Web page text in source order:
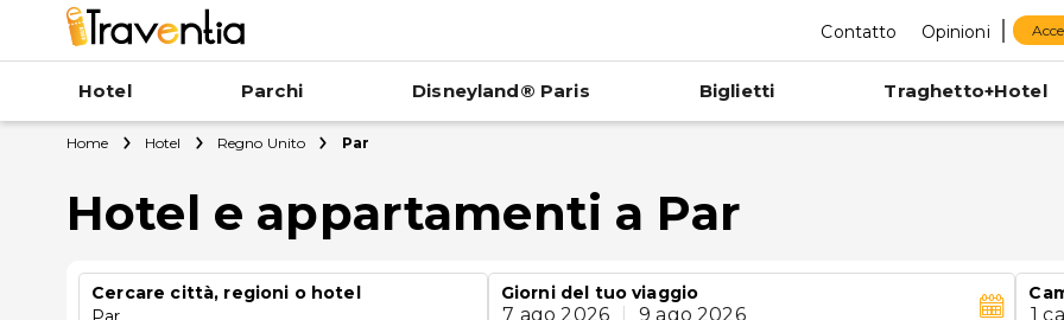
Contatto Opinioni
Hotel Parchi Disneyland® Paris Biglietti Traghetto+Hotel
Home Hotel Regno Unito Par
Hotel e appartamenti a Par
Cercare città, regioni o hotel
Giorni del tuo viaggio
7 ago 2026 9 ago 2026 1